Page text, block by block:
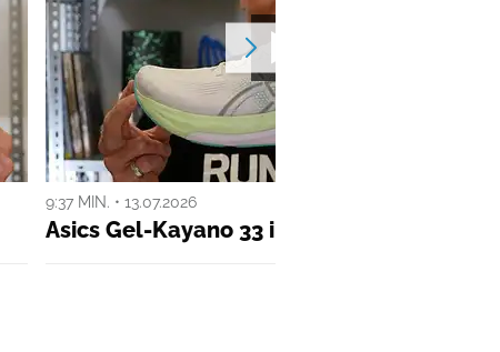
9:37 MIN. • 13.07.2026
Asics Gel-Kayano 33 im Test